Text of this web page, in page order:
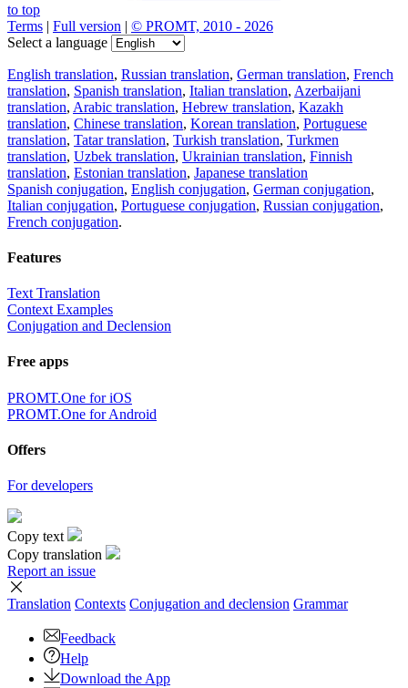
to top
Terms | Full version | © PROMT, 2010 - 2026
Select a language
English translation, Russian translation, German translation, French
translation, Spanish translation, Italian translation, Azerbaijani
translation, Arabic translation, Hebrew translation, Kazakh
translation, Chinese translation, Korean translation, Portuguese
translation, Tatar translation, Turkish translation, Turkmen
translation, Uzbek translation, Ukrainian translation, Finnish
translation, Estonian translation, Japanese translation
Spanish conjugation, English conjugation, German conjugation,
Italian conjugation, Portuguese conjugation, Russian conjugation,
French conjugation.
Features
Text Translation
Context Examples
Conjugation and Declension
Free apps
PROMT.One for iOS
PROMT.One for Android
Offers
For developers
Copy text
Copy translation
Report an issue
Translation Contexts Conjugation and declension Grammar
Feedback
Help
Download the App